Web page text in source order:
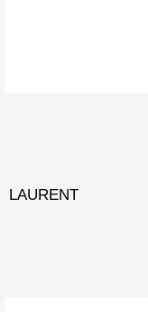
LAURENT